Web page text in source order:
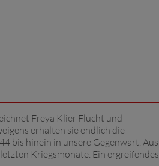
Freya Klier Flucht und
erhalten sie endlich die
bis hinein in unsere Gegenwart. Aus
Kriegsmonate. Ein ergreifendes